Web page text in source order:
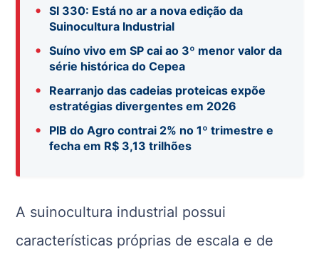
•
SI 330: Está no ar a nova edição da
Suinocultura Industrial
•
Suíno vivo em SP cai ao 3º menor valor da
série histórica do Cepea
•
Rearranjo das cadeias proteicas expõe
estratégias divergentes em 2026
•
PIB do Agro contrai 2% no 1º trimestre e
fecha em R$ 3,13 trilhões
A suinocultura industrial possui
características próprias de escala e de